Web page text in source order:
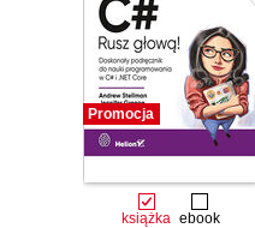
Promocja
książka ebook